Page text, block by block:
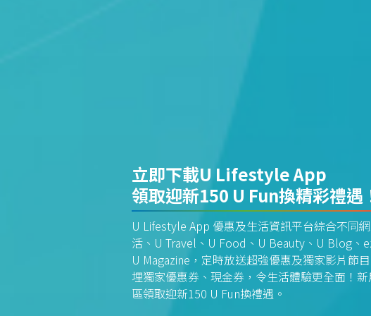
立即下載U Lifestyle App
領取迎新150 U Fun換精彩禮遇
U Lifestyle App 優惠及生活資訊平台綜合不同
活、U Travel、U Food、U Beauty、U Blog、
U Magazine，定時放送超強優惠及獨家影片節
埋獨家優惠券、現金券，令生活體驗更全面！
區領取迎新150 U Fun換禮遇。